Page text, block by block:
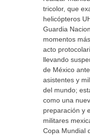
tricolor, que
helicópteros
Guardia
momentos
acto
llevando
de México
asistentes y
del mundo;
como una
preparación y
militares
Copa Mundial